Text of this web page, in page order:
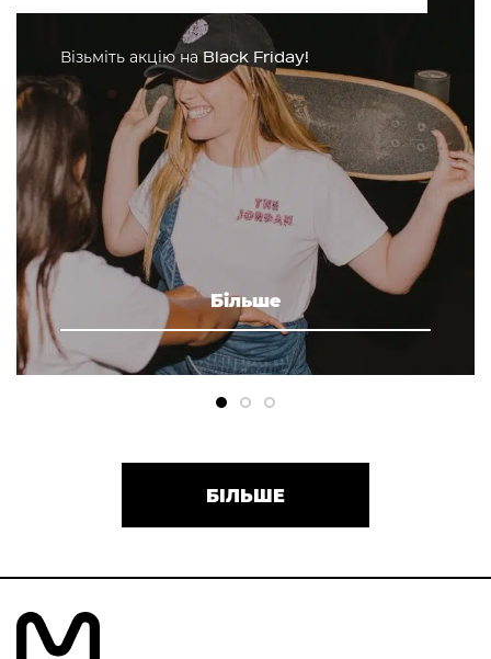
Візьміть акцію на Black Friday!
Більше
БІЛЬШЕ